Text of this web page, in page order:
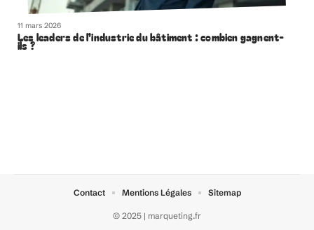
11 mars 2026
Les leaders de l’industrie du bâtiment : combien gagnent-
ils ?
© 2025 | marqueting.fr
Contact Mentions Légales Sitemap